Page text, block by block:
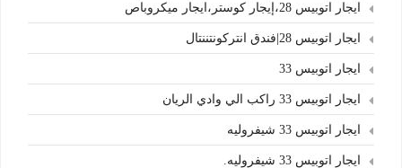
ايجار اتوبيس 28،إيجار كوستر،ايجار ميكروباص
ايجار اتوبيس 28|فندق انتركونتننتال
ايجار اتوبيس 33
ايجار اتوبيس 33 راكب الي وادي الريان
ايجار اتوبيس 33 شيفروليه
ايجار اتوبيس 33 شيفروليه.